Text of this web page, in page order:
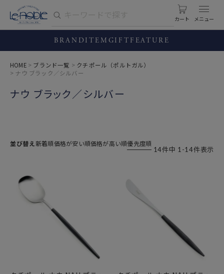
カート
BRANDITEM GIFT FEATURE
HOME ブランド一覧
クチポール（ポルトガル）
ナウ ブラック／シルバー
ナウ ブラック／シルバー
並び替え 新着順価格が安い順価格が高い順優先度順
14件中 1 -14件表示